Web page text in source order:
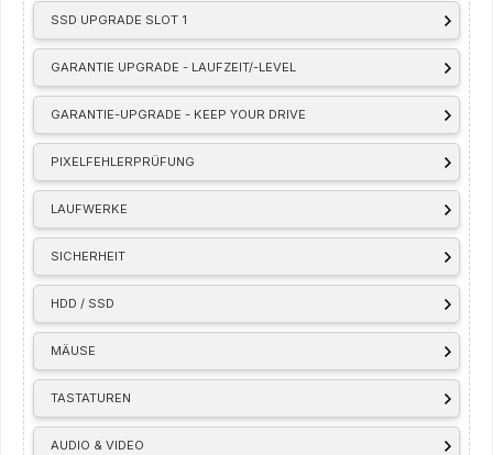
SSD UPGRADE SLOT 1
GARANTIE UPGRADE - LAUFZEIT/-LEVEL
GARANTIE-UPGRADE - KEEP YOUR DRIVE
PIXELFEHLERPRÜFUNG
LAUFWERKE
SICHERHEIT
HDD / SSD
MÄUSE
TASTATUREN
AUDIO & VIDEO